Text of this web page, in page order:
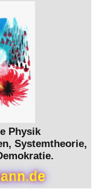
Physik
Systemtheorie,
ann.de